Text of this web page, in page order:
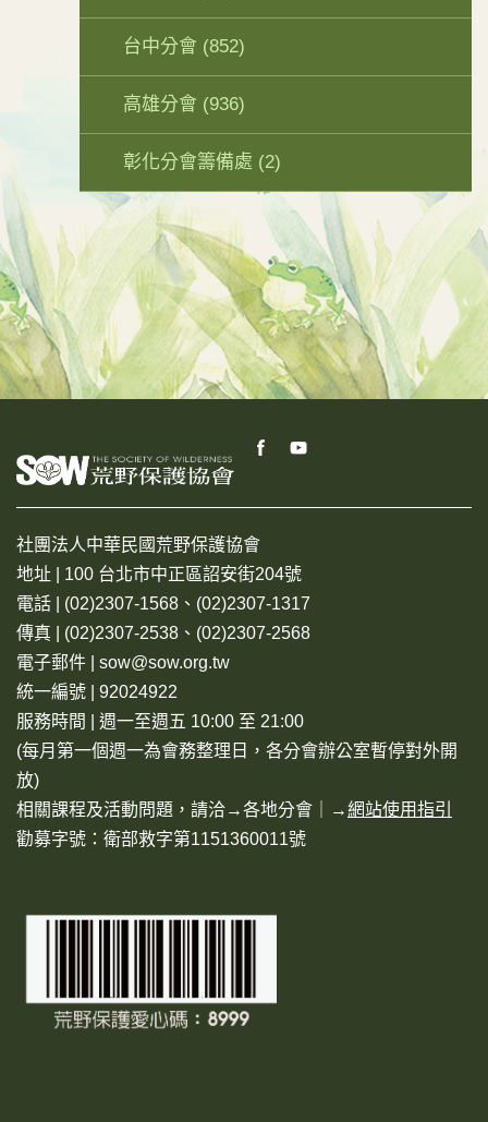
台中分會 (852)
高雄分會 (936)
彰化分會籌備處 (2)
社團法人中華民國荒野保護協會
地址 | 100 台北市中正區詔安街204號
電話 | (02)2307-1568、(02)2307-1317
傳真 | (02)2307-2538、(02)2307-2568
電子郵件 | sow@sow.org.tw
統一編號 | 92024922
服務時間 | 週一至週五 10:00 至 21:00
(每月第一個週一為會務整理日，各分會辦公室暫停對外開
放)
相關課程及活動問題，請洽→各地分會 ｜→網站使用指引
勸募字號：衛部救字第1151360011號